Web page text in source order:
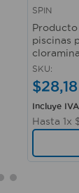
SPIN
piscinas
SKU:
$28,18
Incluye IVA
Hasta 1x